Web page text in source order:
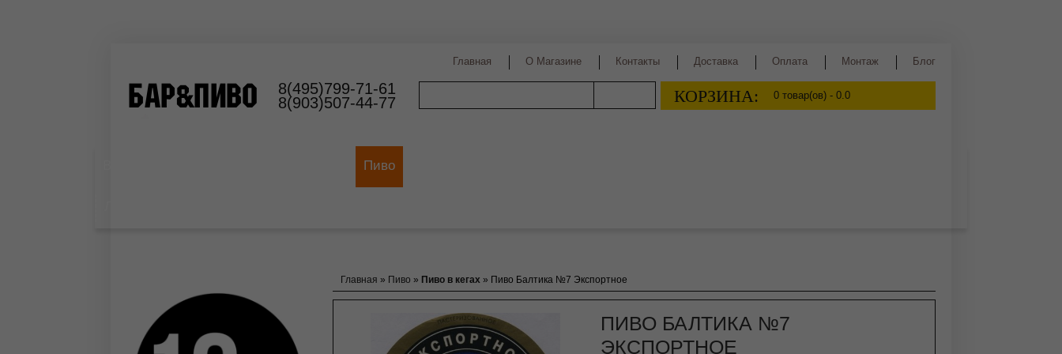
Главная О Магазине Контакты Доставка Оплата Монтаж Блог
КОРЗИНА: 0 товар(ов) - 0.0
8(495)799-71-61
8(903)507-44-77
Пиво
Главная » Пиво » Пиво в кегах » Пиво Балтика №7 Экспортное
ПИВО БАЛТИКА №7
ЭКСПОРТНОЕ